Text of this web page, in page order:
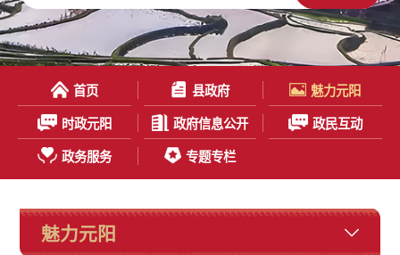
首页 县政府 魅力元阳
时政元阳 政府信息公开 政民互动
政务服务 专题专栏
魅力元阳